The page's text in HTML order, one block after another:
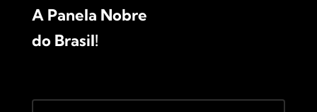
A Panela Nobre
do Brasil!